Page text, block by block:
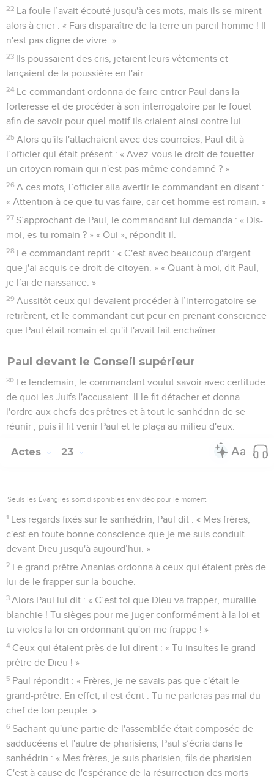
22 La foule l’avait écouté jusqu'à ces mots, mais ils se mirent
alors à crier : « Fais disparaître de la terre un pareil homme ! Il
n'est pas digne de vivre. »
23 Ils poussaient des cris, jetaient leurs vêtements et
lançaient de la poussière en l'air.
24 Le commandant ordonna de faire entrer Paul dans la
forteresse et de procéder à son interrogatoire par le fouet
afin de savoir pour quel motif ils criaient ainsi contre lui.
25 Alors qu'ils l'attachaient avec des courroies, Paul dit à
l’officier qui était présent : « Avez-vous le droit de fouetter
un citoyen romain qui n'est pas même condamné ? »
26 A ces mots, l’officier alla avertir le commandant en disant :
« Attention à ce que tu vas faire, car cet homme est romain. »
27 S’approchant de Paul, le commandant lui demanda : « Dis-
moi, es-tu romain ? » « Oui », répondit-il.
28 Le commandant reprit : « C'est avec beaucoup d'argent
que j'ai acquis ce droit de citoyen. » « Quant à moi, dit Paul,
je l’ai de naissance. »
29 Aussitôt ceux qui devaient procéder à l’interrogatoire se
retirèrent, et le commandant eut peur en prenant conscience
que Paul était romain et qu'il l'avait fait enchaîner.
Paul devant le Conseil supérieur
30 Le lendemain, le commandant voulut savoir avec certitude
de quoi les Juifs l'accusaient. Il le fit détacher et donna
l'ordre aux chefs des prêtres et à tout le sanhédrin de se
réunir ; puis il fit venir Paul et le plaça au milieu d'eux.
Actes 23
Seuls les Évangiles sont disponibles en vidéo pour le moment.
1 Les regards fixés sur le sanhédrin, Paul dit : « Mes frères,
c'est en toute bonne conscience que je me suis conduit
devant Dieu jusqu'à aujourd’hui. »
2 Le grand-prêtre Ananias ordonna à ceux qui étaient près de
lui de le frapper sur la bouche.
3 Alors Paul lui dit : « C’est toi que Dieu va frapper, muraille
blanchie ! Tu sièges pour me juger conformément à la loi et
tu violes la loi en ordonnant qu'on me frappe ! »
4 Ceux qui étaient près de lui dirent : « Tu insultes le grand-
prêtre de Dieu ! »
5 Paul répondit : « Frères, je ne savais pas que c'était le
grand-prêtre. En effet, il est écrit : Tu ne parleras pas mal du
chef de ton peuple. »
6 Sachant qu'une partie de l'assemblée était composée de
sadducéens et l'autre de pharisiens, Paul s’écria dans le
sanhédrin : « Mes frères, je suis pharisien, fils de pharisien.
C'est à cause de l'espérance de la résurrection des morts